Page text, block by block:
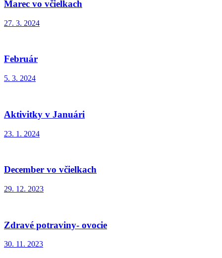
Marec vo včielkach
27. 3. 2024
Február
5. 3. 2024
Aktivitky v Januári
23. 1. 2024
December vo včielkach
29. 12. 2023
Zdravé potraviny- ovocie
30. 11. 2023